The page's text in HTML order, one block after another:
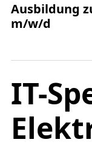
Ausbildung
m/w/d
IT-